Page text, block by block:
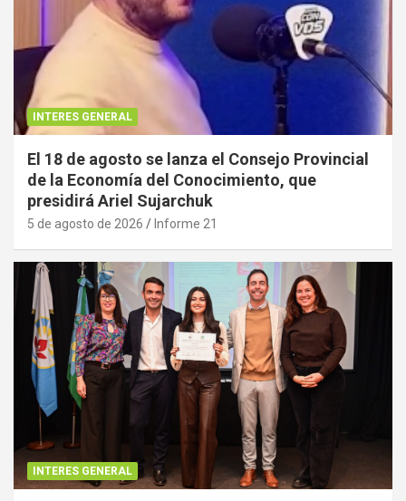
INTERES GENERAL
El 18 de agosto se lanza el Consejo Provincial
de la Economía del Conocimiento, que
presidirá Ariel Sujarchuk
5 de agosto de 2026 Informe 21
INTERES GENERAL